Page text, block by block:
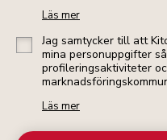
Läs mer
Jag samtycker till att
mina personuppgifter
profileringsaktiviteter
Läs mer